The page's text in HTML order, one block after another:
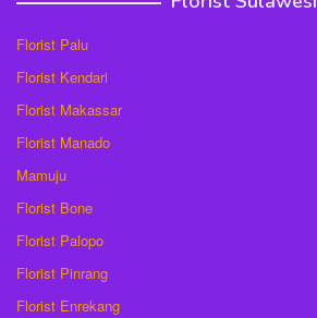
Florist Palu
Florist Kendari
Florist Makassar
Florist Manado
Mamuju
Florist Bone
Florist Palopo
Florist Pinrang
Florist Enrekang